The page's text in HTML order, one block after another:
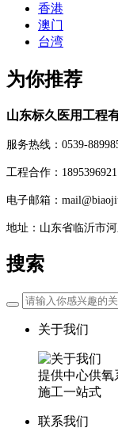
香港
澳门
台湾
为你推荐
山东标久医用工程
服务热线：0539-
工程合作：
电子邮箱：
地址：山东省临沂市
搜索
关于我们
提供中心供氧
施工一站式
联系我们